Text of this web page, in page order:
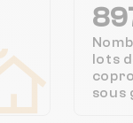
lots
sous